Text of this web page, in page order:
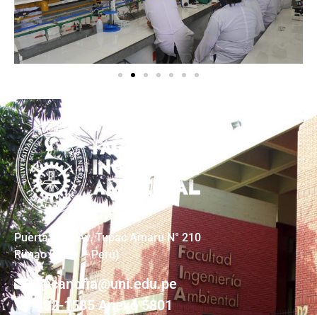
Puerta #4 – Av. Tupac Amaru N° 210
Rimac (Lima – Perú)
decanofia@uni.edu.pe
482-1585 Anexo 5801